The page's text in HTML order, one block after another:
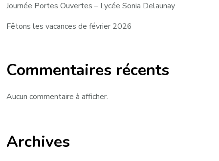
Journée Portes Ouvertes – Lycée Sonia Delaunay
Fêtons les vacances de février 2026
Commentaires récents
Aucun commentaire à afficher.
Archives